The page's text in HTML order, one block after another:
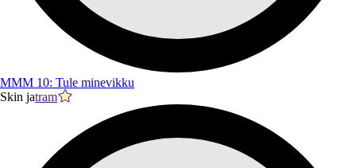
MMM 10: Tule minevikku
Skin jatram